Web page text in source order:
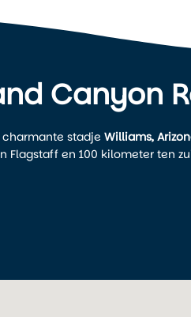
Canyon
stadje Williams,
en 100 kilometer ten
beschikbaar, zowel voor